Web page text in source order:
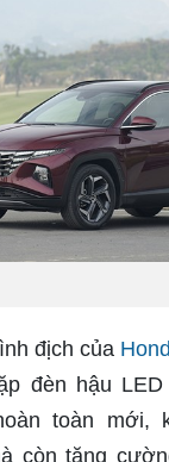
địch của
đèn hậu LED
toàn mới,
còn tăng